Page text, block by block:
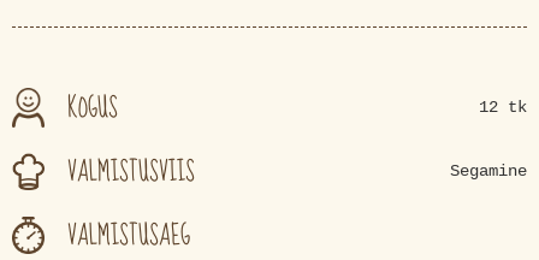
KOGUS 12 tk
VALMISTUSVIIS Segamine
VALMISTUSAEG